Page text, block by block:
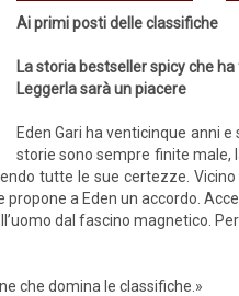
Ai primi posti delle classifiche
La storia bestseller spicy che
Leggerla sarà un piacere
Eden Gari ha venticinque anni
storie sono sempre finite male,
tutte le sue certezze.
propone a Eden un accordo.
dal fascino magnetico.
che domina le classifiche.»